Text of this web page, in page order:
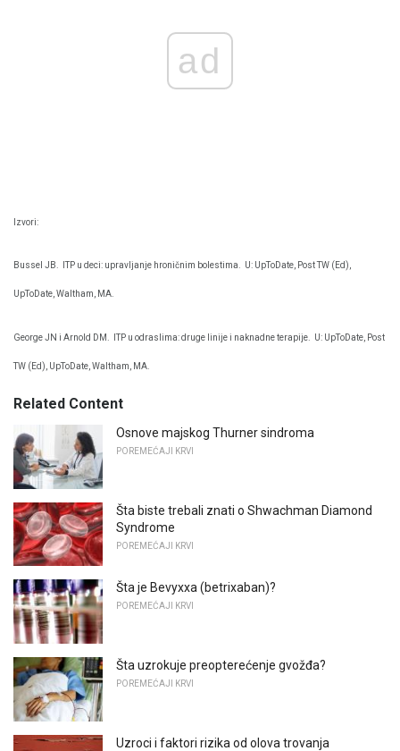
ad
Izvori:
Bussel JB. ITP u deci: upravljanje hroničnim bolestima. U: UpToDate, Post TW (Ed),
UpToDate, Waltham, MA.
George JN i Arnold DM. ITP u odraslima: druge linije i naknadne terapije. U: UpToDate, Post
TW (Ed), UpToDate, Waltham, MA.
Related Content
Osnove majskog Thurner sindroma
POREMEĆAJI KRVI
Šta biste trebali znati o Shwachman Diamond
Syndrome
POREMEĆAJI KRVI
Šta je Bevyxxa (betrixaban)?
POREMEĆAJI KRVI
Šta uzrokuje preopterećenje gvožđa?
POREMEĆAJI KRVI
Uzroci i faktori rizika od olova trovanja